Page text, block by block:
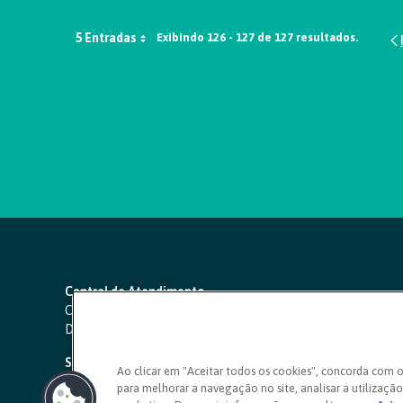
5 Entradas Exibindo 126 - 127 de 127 resultados.
Central de Atendimento
Capitais e regiões metropolitanas:
Demais localidades:
SAC 24 horas
Ouvidoria
Ao clicar em "Aceitar todos os cookies", concorda com
para melhorar a navegação no site, analisar a